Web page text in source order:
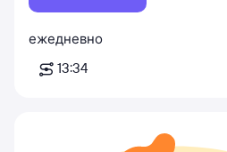
ежедневно
13:34